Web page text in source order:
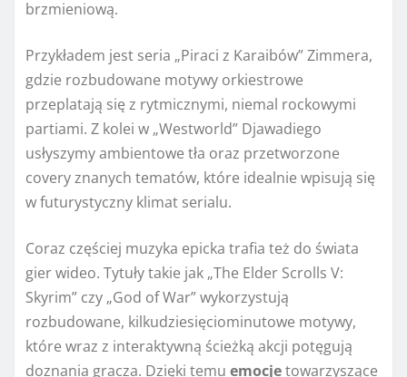
brzmieniową.
Przykładem jest seria „Piraci z Karaibów” Zimmera,
gdzie rozbudowane motywy orkiestrowe
przeplatają się z rytmicznymi, niemal rockowymi
partiami. Z kolei w „Westworld” Djawadiego
usłyszymy ambientowe tła oraz przetworzone
covery znanych tematów, które idealnie wpisują się
w futurystyczny klimat serialu.
Coraz częściej muzyka epicka trafia też do świata
gier wideo. Tytuły takie jak „The Elder Scrolls V:
Skyrim” czy „God of War” wykorzystują
rozbudowane, kilkudziesięciominutowe motywy,
które wraz z interaktywną ścieżką akcji potęgują
doznania gracza. Dzięki temu emocjetowarzyszące